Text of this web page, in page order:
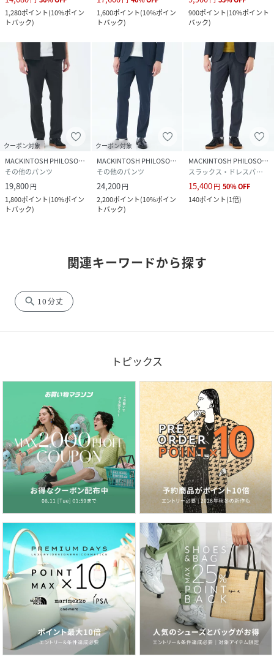
1,280ポイント(10%ポイン
トバック)
1,600ポイント(10%ポイン
トバック)
900ポイント(10%ポイント
バック)
クーポン対象
MACKINTOSH PHILOSOPHY
その他のパンツ
19,800円
1,800ポイント(10%ポイン
トバック)
クーポン対象
MACKINTOSH PHILOSOPHY
その他のパンツ
24,200円
2,200ポイント(10%ポイン
トバック)
MACKINTOSH PHILOSOPHY
スラックス・ドレスパンツ
15,400円 50%OFF
140ポイント(1倍)
関連キーワードから探す
search 10分丈
トピックス